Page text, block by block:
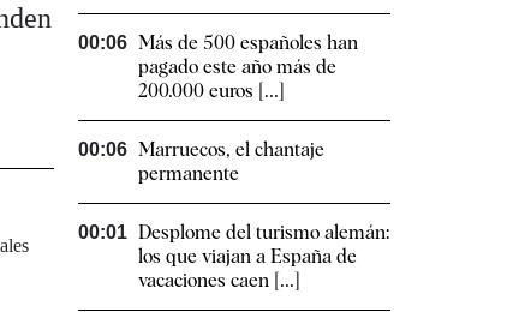
00:06 Más de 500 españoles han
pagado este año más de
200.000 euros [...]
00:06 Marruecos, el chantaje
permanente
00:01 Desplome del turismo alemán:
los que viajan a España de
vacaciones caen [...]